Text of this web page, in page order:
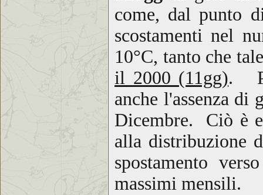
come, dal punto
scostamenti nel
10°C, tanto che
il 2000 (11gg).
anche l'assenza
Dicembre. Ciò è
alla distribuzione
spostamento
massimi mensili.